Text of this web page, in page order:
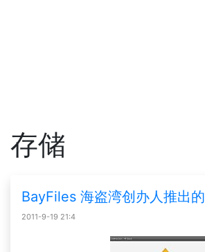
存储
BayFiles 海盗湾创办人推出
2011-9-19 21:4